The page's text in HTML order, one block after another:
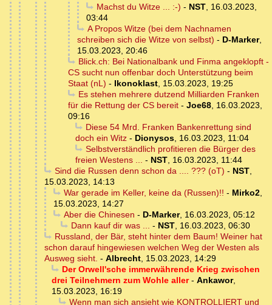
Machst du Witze ... :-) - NST, 16.03.2023,
03:44
A Propos Witze (bei dem Nachnamen
schreiben sich die Witze von selbst) - D-Marker,
15.03.2023, 20:46
Blick.ch: Bei Nationalbank und Finma angeklopft -
CS sucht nun offenbar doch Unterstützung beim
Staat (nL) - Ikonoklast, 15.03.2023, 19:25
Es stehen mehrere dutzend Milliarden Franken
für die Rettung der CS bereit - Joe68, 16.03.2023,
09:16
Diese 54 Mrd. Franken Bankenrettung sind
doch ein Witz - Dionysos, 16.03.2023, 11:04
Selbstverständlich profitieren die Bürger des
freien Westens ... - NST, 16.03.2023, 11:44
Sind die Russen denn schon da .... ??? (oT) - NST,
15.03.2023, 14:13
War gerade im Keller, keine da (Russen)!! - Mirko2,
15.03.2023, 14:27
Aber die Chinesen - D-Marker, 16.03.2023, 05:12
Dann kauf dir was ... - NST, 16.03.2023, 06:30
Russland, der Bär, steht hinter dem Baum! Weiner hat
schon darauf hingewiesen welchen Weg der Westen als
Ausweg sieht. - Albrecht, 15.03.2023, 14:29
Der Orwell'sche immerwährende Krieg zwischen
drei Teilnehmern zum Wohle aller- Ankawor,
15.03.2023, 16:19
Wenn man sich ansieht wie KONTROLLIERT und